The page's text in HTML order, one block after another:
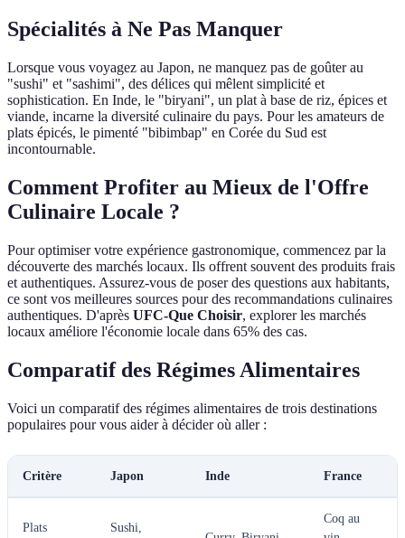
Spécialités à Ne Pas Manquer
Lorsque vous voyagez au Japon, ne manquez pas de goûter au
"sushi" et "sashimi", des délices qui mêlent simplicité et
sophistication. En Inde, le "biryani", un plat à base de riz, épices et
viande, incarne la diversité culinaire du pays. Pour les amateurs de
plats épicés, le pimenté "bibimbap" en Corée du Sud est
incontournable.
Comment Profiter au Mieux de l'Offre
Culinaire Locale ?
Pour optimiser votre expérience gastronomique, commencez par la
découverte des marchés locaux. Ils offrent souvent des produits frais
et authentiques. Assurez-vous de poser des questions aux habitants,
ce sont vos meilleures sources pour des recommandations culinaires
authentiques. D'après UFC-Que Choisir, explorer les marchés
locaux améliore l'économie locale dans 65% des cas.
Comparatif des Régimes Alimentaires
Voici un comparatif des régimes alimentaires de trois destinations
populaires pour vous aider à décider où aller :
Critère Japon Inde France
Plats Sushi,
Coq au